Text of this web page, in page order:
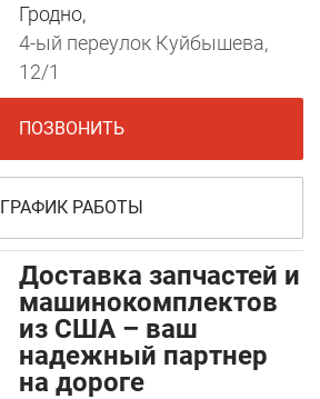
Гродно,
4-ый переулок Куйбышева,
12/1
ПОЗВОНИТЬ
ГРАФИК РАБОТЫ
Доставка запчастей и
машинокомплектов
из США – ваш
надежный партнер
на дороге